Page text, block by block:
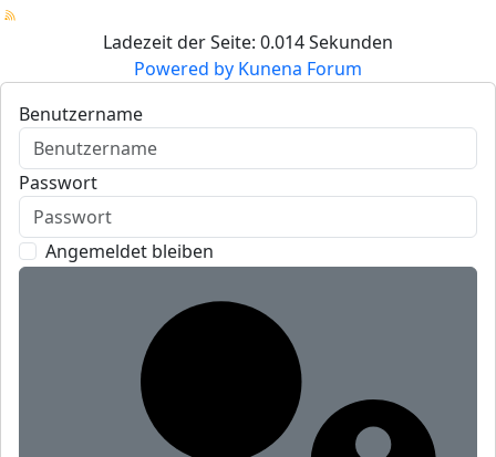
Ladezeit der Seite: 0.014 Sekunden
Powered by Kunena Forum
Benutzername
Passwort
Angemeldet bleiben